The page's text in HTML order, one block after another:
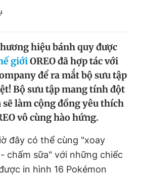
Magazine
Liên hệ quảng cáo
hiệu bánh quy được
giớiOREO đã hợp tác với
để ra mắt bộ sưu tập
Bộ sưu tập mang tính đột
sẽ làm cộng đồng yêu thích
vô cùng hào hứng.
đây có thể cùng "xoay
chấm sữa" với những chiếc
in hình 16 Pokémon